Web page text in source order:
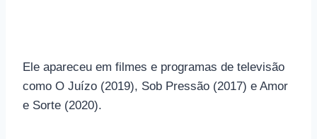
Ele apareceu em filmes e programas de televisão
como O Juízo (2019), Sob Pressão (2017) e Amor
e Sorte (2020).